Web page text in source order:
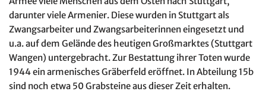
darunter viele Armenier. Diese wurden in Stuttgart als
Zwangsarbeiter und Zwangsarbeiterinnen eingesetzt und
u.a. auf dem Gelände des heutigen Großmarktes (Stuttgart
Wangen) untergebracht. Zur Bestattung ihrer Toten wurde
1944 ein armenisches Gräberfeld eröffnet. In Abteilung 15b
sind noch etwa 50 Grabsteine aus dieser Zeit erhalten.